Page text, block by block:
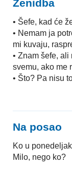
Ženidba
• Šefe, kad će
• Nemam ja
mi kuvaju,
• Znam šefe,
svemu, ako me
• Što? Pa nisu
Na posao
Ko u
Milo, nego ko?